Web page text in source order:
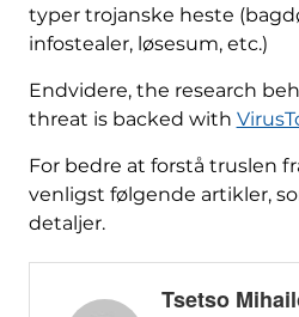
typer trojanske heste
infostealer, løsesum, etc.)
Endvidere, the research
threat is backed with
For bedre at forstå truslen
venligst følgende artikler,
detaljer.
Tsetso